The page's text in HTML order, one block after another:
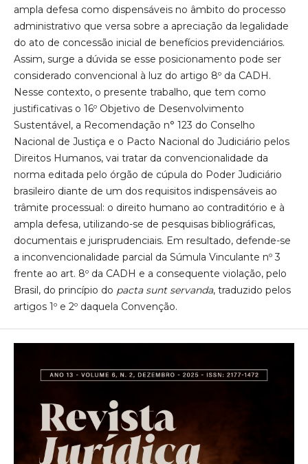
ampla defesa como dispensáveis no âmbito do processo
administrativo que versa sobre a apreciação da legalidade
do ato de concessão inicial de benefícios previdenciários.
Assim, surge a dúvida se esse posicionamento pode ser
considerado convencional à luz do artigo 8º da CADH.
Nesse contexto, o presente trabalho, que tem como
justificativas o 16º Objetivo de Desenvolvimento
Sustentável, a Recomendação n° 123 do Conselho
Nacional de Justiça e o Pacto Nacional do Judiciário pelos
Direitos Humanos, vai tratar da convencionalidade da
norma editada pelo órgão de cúpula do Poder Judiciário
brasileiro diante de um dos requisitos indispensáveis ao
trâmite processual: o direito humano ao contraditório e à
ampla defesa, utilizando-se de pesquisas bibliográficas,
documentais e jurisprudenciais. Em resultado, defende-se
a inconvencionalidade parcial da Súmula Vinculante nº 3
frente ao art. 8º da CADH e a consequente violação, pelo
Brasil, do princípio do pacta sunt servanda, traduzido pelos
artigos 1º e 2º daquela Convenção.